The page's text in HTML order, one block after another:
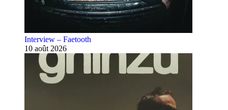
Interview – Faetooth
10 août 2026